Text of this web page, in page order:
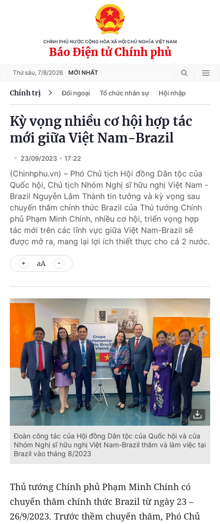
CHÍNH PHỦ NƯỚC CỘNG HÒA XÃ HỘI CHỦ NGHĨA VIỆT NAM
Báo Điện tử Chính phủ
Thứ sáu, 7/8/2026 MỚI NHẤT
Chính trị Đối ngoại Tổ chức nhân sự Hội nhập
Kỳ vọng nhiều cơ hội hợp tác
mới giữa Việt Nam-Brazil
23/09/2023 17:22
(Chinhphu.vn) – Phó Chủ tịch Hội đồng Dân tộc của
Quốc hội, Chủ tịch Nhóm Nghị sĩ hữu nghị Việt Nam -
Brazil Nguyễn Lâm Thành tin tưởng và kỳ vọng sau
chuyến thăm chính thức Brazil của Thủ tướng Chính
phủ Phạm Minh Chính, nhiều cơ hội, triển vọng hợp
tác mới trên các lĩnh vực giữa Việt Nam-Brazil sẽ
được mở ra, mang lại lợi ích thiết thực cho cả 2 nước.
aA
Đoàn công tác của Hội đồng Dân tộc của Quốc hội và của
Nhóm Nghị sĩ hữu nghị Việt Nam-Brazil thăm và làm việc tại
Brazil vào tháng 8/2023
Thủ tướng Chính phủ Phạm Minh Chính có
chuyến thăm chính thức Brazil từ ngày 23 –
26/9/2023. Trước thềm chuyến thăm, Phó Chủ